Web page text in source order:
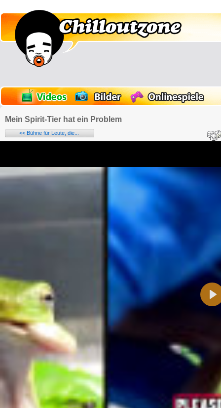
Mein Spirit-Tier hat ein Problem
<< Bühne für Leute, die...
Name:
E-Mail-Adresse (optional):
Kommentar:
Alle HTML-Tags außer <br>, <strike> und <i> werden aus Deinem Kommentar entfernt.